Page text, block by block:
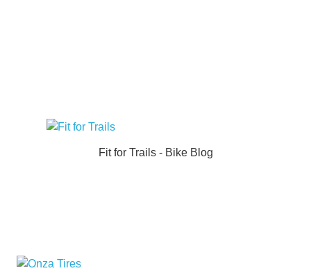
Fit for Trails - Bike Blog